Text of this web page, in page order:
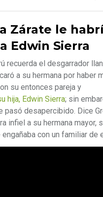
Zárate le
Edwin Sierra
recuerda el desgarrador
a su hermana por haber
su entonces pareja y
hija, Edwin Sierra; sin
pasó desapercibido. Dice
infiel a su hermana mayor,
con un familiar de